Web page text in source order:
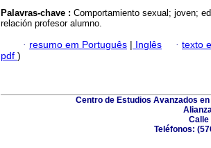
Palavras-chave : Comportamiento sexual; joven;
relación profesor alumno.
· resumo em Português | Inglês · texto
pdf )
Centro de Estudios Avanzados
Calle
Teléfonos: